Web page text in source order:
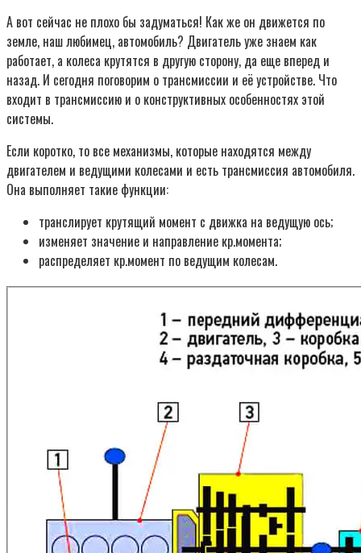
А вот сейчас не плохо бы задуматься! Как же он движется по
земле, наш любимец, автомобиль? Двигатель уже знаем как
работает, а колеса крутятся в другую сторону, да еще вперед и
назад. И сегодня поговорим о трансмиссии и её устройстве. Что
входит в трансмиссию и о конструктивных особенностях этой
системы.
Если коротко, то все механизмы, которые находятся между
двигателем и ведущими колесами и есть трансмиссия автомобиля.
Она выполняет такие функции:
транслирует крутящий момент с движка на ведущую ось;
изменяет значение и направление кр.момента;
распределяет кр.момент по ведущим колесам.